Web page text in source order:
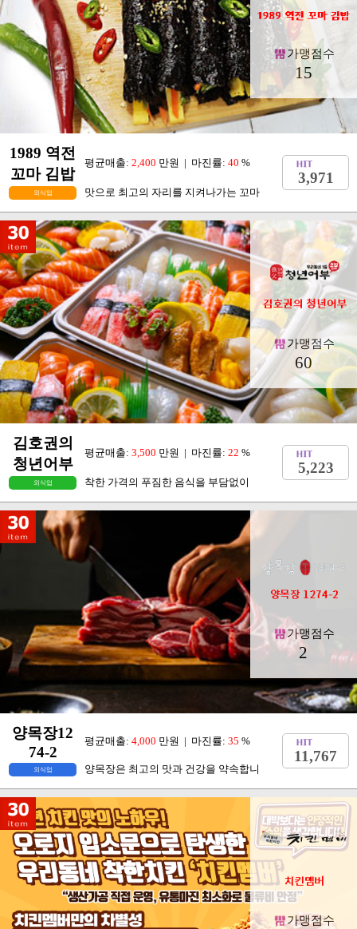
가맹점수
15
1989 역전
꼬마 김밥
평균매출: 2,400 만원 | 마진률: 40 %
외식업 맛으로 최고의 자리를 지켜나가는 꼬마
3,971
가맹점수
60
김호권의
청년어부
평균매출: 3,500 만원 | 마진률: 22 %
외식업 착한 가격의 푸짐한 음식을 부담없이
5,223
가맹점수
2
양목장12
74-2
평균매출: 4,000 만원 | 마진률: 35 %
외식업 양목장은 최고의 맛과 건강을 약속합니
11,767
가맹점수